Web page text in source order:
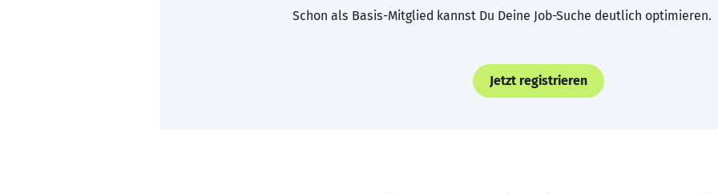
Schon als Basis-Mitglied kannst Du Deine Job-Suche deutlich optimieren.
Jetzt registrieren